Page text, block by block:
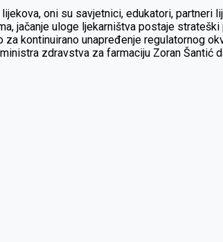
oni su savjetnici, edukatori, partneri
jačanje uloge ljekarništva postaje
kontinuirano unapređenje regulatornog
zdravstva za farmaciju Zoran Šantić